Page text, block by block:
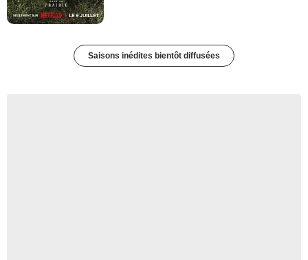
Saisons inédites bientôt diffusées